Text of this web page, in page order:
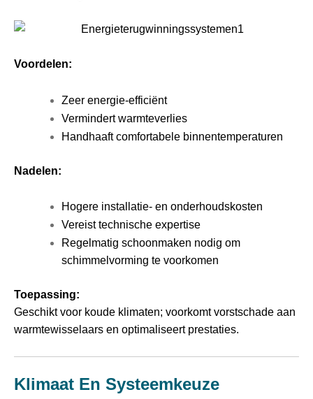
Voordelen:
Zeer energie-efficiënt
Vermindert warmteverlies
Handhaaft comfortabele binnentemperaturen
Nadelen:
Hogere installatie- en onderhoudskosten
Vereist technische expertise
Regelmatig schoonmaken nodig om
schimmelvorming te voorkomen
Toepassing:
Geschikt voor koude klimaten; voorkomt vorstschade aan
warmtewisselaars en optimaliseert prestaties.
Klimaat En Systeemkeuze